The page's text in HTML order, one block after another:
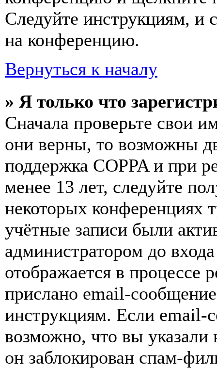
Следуйте инструкциям, и
на конференцию.
Вернуться к началу
» Я только что
Сначала проверьте свои
они верны, то возможны
поддержка COPPA и при
менее 13 лет, следуйте
некоторых конференциях
учётные записи были
администратором до
отображается в процессе
прислано email-
инструкциям. Если email-
возможно, что вы
он заблокирован спам-